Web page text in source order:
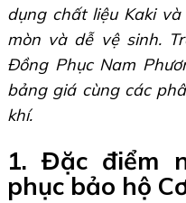
dụng chất liệu Kaki
mòn và dễ vệ sinh.
Đồng Phục Nam
bảng giá cùng các
khí.
1. Đặc điểm
phục bảo hộ